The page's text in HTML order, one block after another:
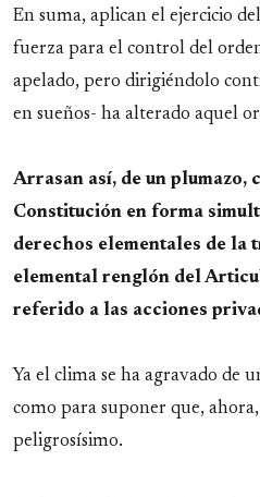
En suma, aplican el ejercicio
fuerza para el control del
apelado, pero dirigiéndolo
en sueños- ha alterado aquel
Arrasan así, de un plumazo,
Constitución en forma
derechos elementales de la
elemental renglón del
referido a las acciones
Ya el clima se ha agravado de
como para suponer que,
peligrosísimo.